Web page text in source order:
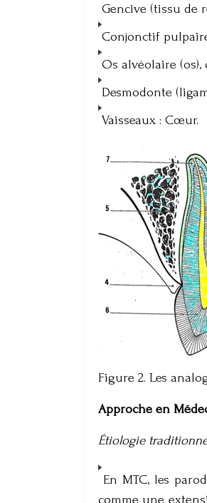
Gencive (tissu de
Conjonctif
Os alvéolaire (os),
Desmodonte
Vaisseaux : Cœur.
Figure 2. Les
Approche en
Étiologie
En MTC, les
comme une